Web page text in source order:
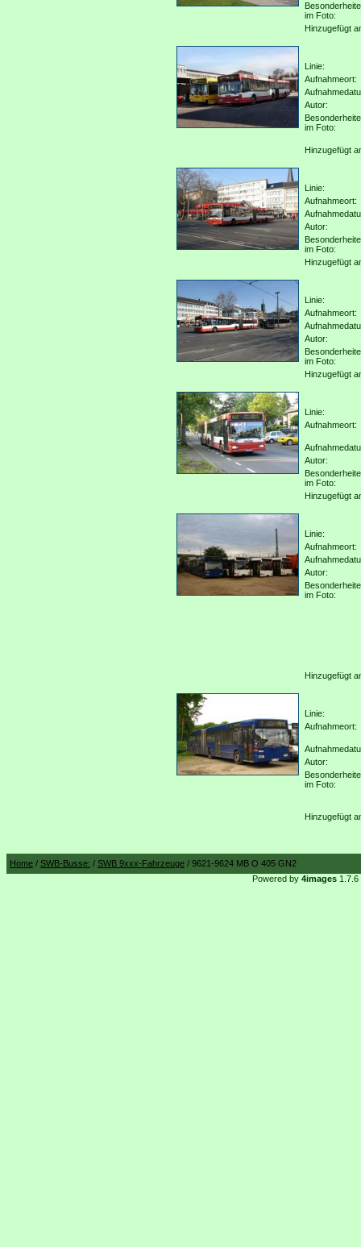
im Foto:
Hinzugefügt
Linie:
Aufnahmeort:
Autor:
im Foto:
Hinzugefügt
Linie:
Aufnahmeort:
Autor:
im Foto:
Hinzugefügt
Linie:
Aufnahmeort:
Autor:
im Foto:
Hinzugefügt
Linie:
Aufnahmeort:
Autor:
im Foto:
Hinzugefügt
Linie:
Aufnahmeort:
Autor:
im Foto:
Hinzugefügt
Linie:
Aufnahmeort:
Autor:
im Foto:
Hinzugefügt
Home / SWB-Busse: / SWB 9xxx-Fahrzeuge / 9621-9624 MB O 405 GN2
Powered by 4images1.7.6